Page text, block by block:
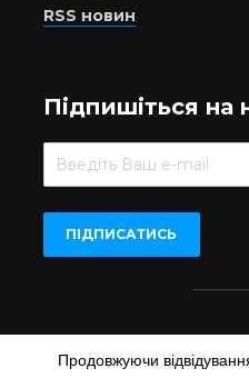
RSS новин
Підпишіться на
Beer.UA
При копіюванні
Продовжуючи